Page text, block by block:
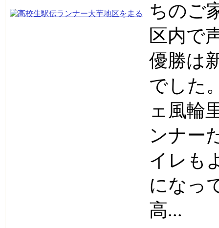
ちのご
区内で
優勝は
でした
ェ風輪
ンナー
イレも
になっ
高...